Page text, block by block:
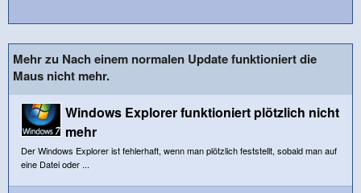
Mehr zu Nach einem normalen Update funktioniert die
Maus nicht mehr.
Windows Explorer funktioniert plötzlich nicht
mehr
Der Windows Explorer ist fehlerhaft, wenn man plötzlich feststellt, sobald man auf
eine Datei oder ...